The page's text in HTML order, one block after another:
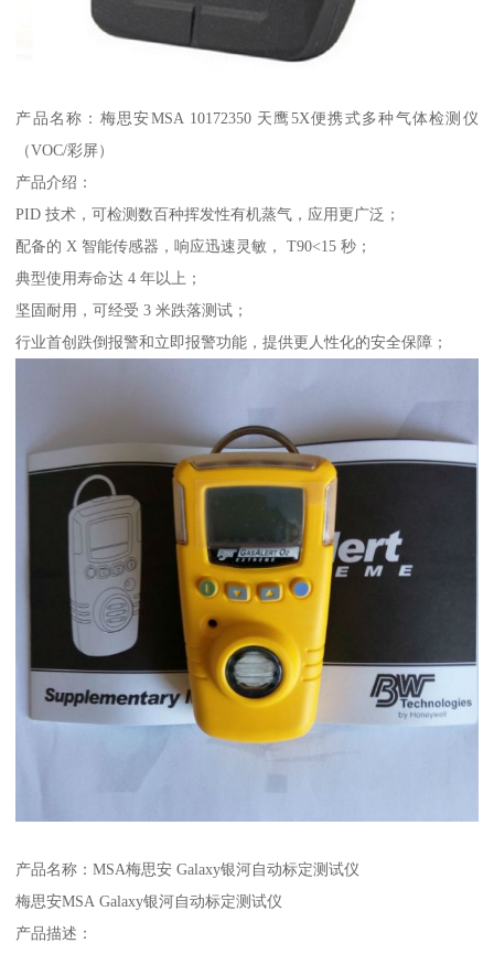
产品名称：梅思安MSA 10172350 天鹰5X便携式多种气体检测仪
（VOC/彩屏）
产品介绍：
PID 技术，可检测数百种挥发性有机蒸气，应用更广泛；
配备的 X 智能传感器，响应迅速灵敏， T90<15 秒；
典型使用寿命达 4 年以上；
坚固耐用，可经受 3 米跌落测试；
行业首创跌倒报警和立即报警功能，提供更人性化的安全保障；
产品名称：MSA梅思安 Galaxy银河自动标定测试仪
梅思安MSA Galaxy银河自动标定测试仪
产品描述：